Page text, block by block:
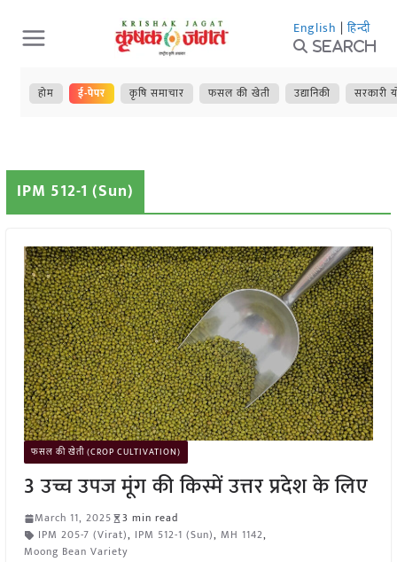
Skip
to
content
English | हिन्दी
Search
होम ई-पेपर कृषि समाचार फसल की खेती उद्यानिकी सरकारी
IPM 512-1 (Sun)
फसल की खेती (CROP CULTIVATION)
3 उच्च उपज मूंग की किस्में उत्तर प्रदेश के लिए
March 11, 2025
3 min read
IPM 205-7 (Virat), IPM 512-1 (Sun), MH 1142,
Moong Bean Variety